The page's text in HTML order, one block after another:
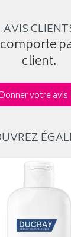
AVIS
client.
votre avis